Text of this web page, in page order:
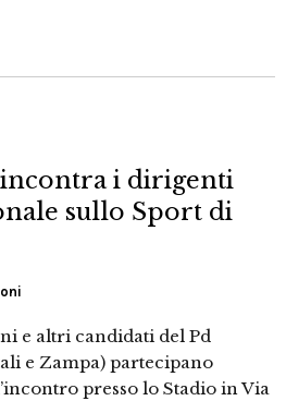
incontra i dirigenti
sullo Sport di
e altri candidati del Pd
e Zampa) partecipano
presso lo Stadio in Via